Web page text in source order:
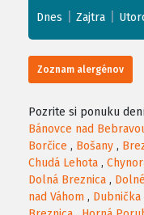
−
Dnes Zajtra
Zoznam alergénov
Pozrite si ponuku
Bánovce nad
Borčice , Bošany ,
Chudá Lehota ,
Dolná Breznica ,
nad Váhom , Dubnička